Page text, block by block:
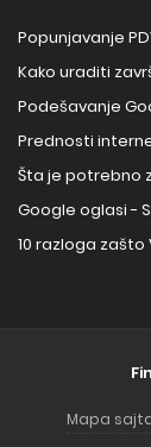
Popunjavanje
Kako uraditi
Podešavanje
Prednosti
Šta je potrebno
Google oglasi -
10 razloga
Mapa